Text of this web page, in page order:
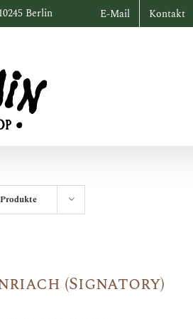
Berlin E-Mail Kontakt
(Signatory)